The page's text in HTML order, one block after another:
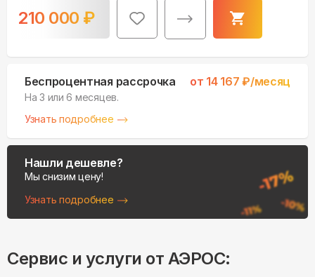
210 000 ₽
Беспроцентная рассрочка от 14 167 ₽/месяц
На 3 или 6 месяцев.
Узнать подробнее
Нашли дешевле?
Мы снизим цену!
Узнать подробнее
Сервис и услуги от АЭРОС: